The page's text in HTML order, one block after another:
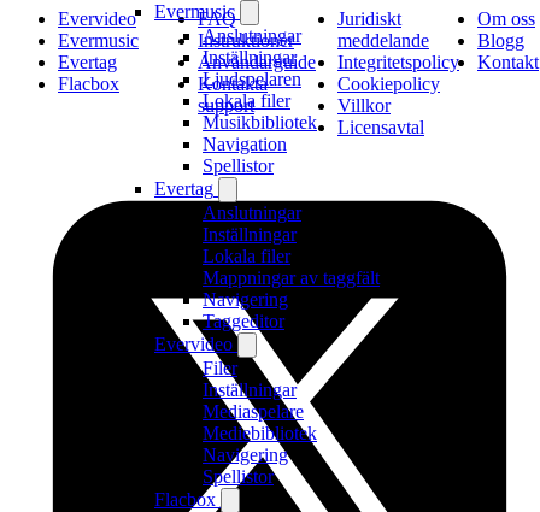
Evermusic
Anslutningar
Inställningar
Ljudspelaren
Lokala filer
Musikbibliotek
Navigation
Spellistor
Evertag
Anslutningar
Inställningar
Lokala filer
Mappningar av taggfält
Navigering
Taggeditor
Evervideo
Filer
Inställningar
Mediaspelare
Mediebibliotek
Navigering
Spellistor
Flacbox
Evervideo
Evermusic
Evertag
Flacbox
FAQ
Instruktioner
Användarguide
Kontakta
support
Juridiskt
meddelande
Integritetspolicy
Cookiepolicy
Villkor
Licensavtal
Om oss
Blogg
Kontakt